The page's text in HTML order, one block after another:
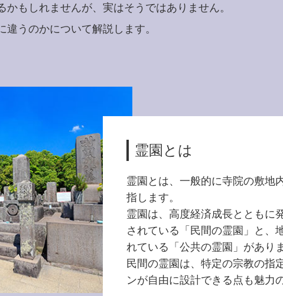
もしれませんが、実はそうではありません。
うのかについて解説します。
霊園とは
霊園とは、一般的に寺院の敷地
指します。
霊園は、高度経済成長とともに
されている「民間の霊園」と、
れている「公共の霊園」があり
民間の霊園は、特定の宗教の指
ンが自由に設計できる点も魅力